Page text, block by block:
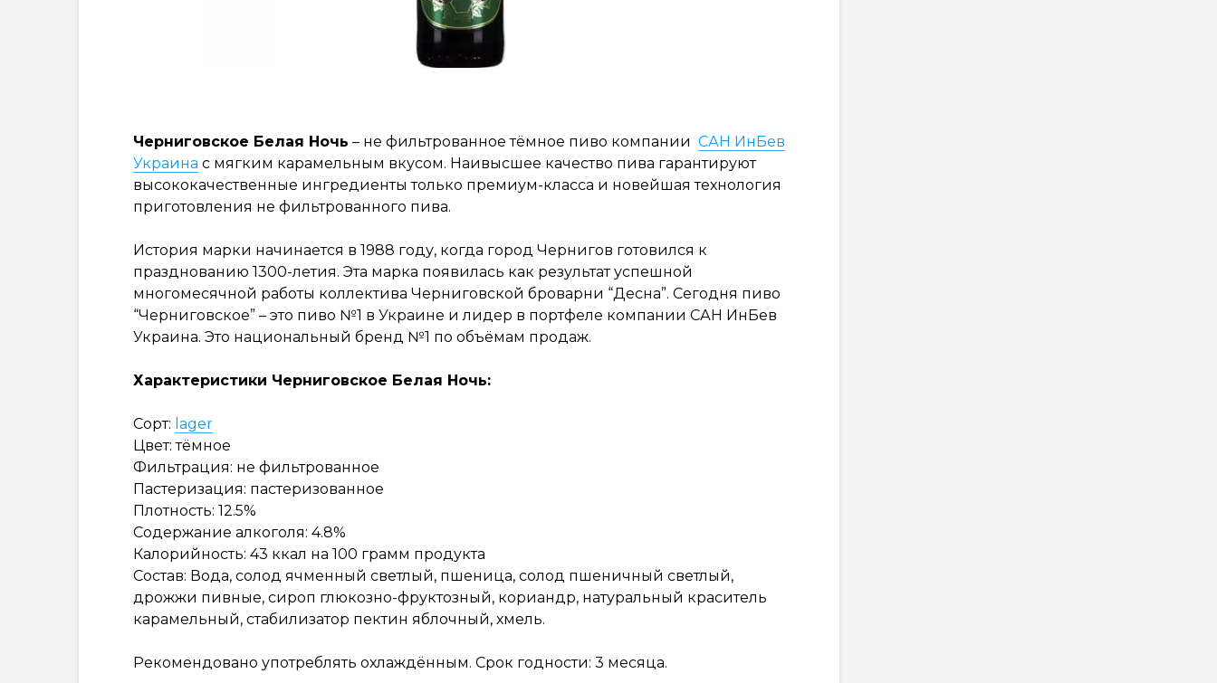
Черниговское Белая Ночь – не фильтрованное тёмное пиво компании САН ИнБев
Украина с мягким карамельным вкусом. Наивысшее качество пива гарантируют
высококачественные ингредиенты только премиум-класса и новейшая технология
приготовления не фильтрованного пива.
История марки начинается в 1988 году, когда город Чернигов готовился к
празднованию 1300-летия. Эта марка появилась как результат успешной
многомесячной работы коллектива Черниговской броварни “Десна”. Сегодня пиво
“Черниговское” – это пиво №1 в Украине и лидер в портфеле компании САН ИнБев
Украина. Это национальный бренд №1 по объёмам продаж.
Характеристики Черниговское Белая Ночь:
Сорт: lager
Цвет: тёмное
Фильтрация: не фильтрованное
Пастеризация: пастеризованное
Плотность: 12.5%
Содержание алкоголя: 4.8%
Калорийность: 43 ккал на 100 грамм продукта
Состав: Вода, солод ячменный светлый, пшеница, солод пшеничный светлый,
дрожжи пивные, сироп глюкозно-фруктозный, кориандр, натуральный краситель
карамельный, стабилизатор пектин яблочный, хмель.
Рекомендовано употреблять охлаждённым. Срок годности: 3 месяца.